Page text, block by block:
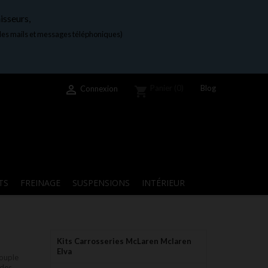
mails et messages téléphoniques)
 Connexion Blog
FREINAGE SUSPENSIONS INTÉRIEUR
Kits Carrosseries McLaren Mclaren
Elva